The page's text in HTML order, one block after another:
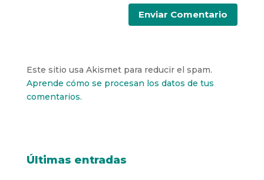
Este sitio usa Akismet para reducir el spam.
Aprende cómo se procesan los datos de tus
comentarios.
Últimas entradas